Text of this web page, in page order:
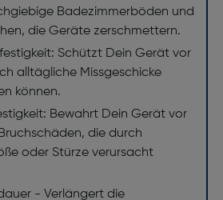
Badezimmerböden und
die Geräte zerschmettern.
Schützt Dein Gerät vor
alltägliche Missgeschicke
können.
Bewahrt Dein Gerät vor
die durch
oder Stürze verursacht
- Verlängert die